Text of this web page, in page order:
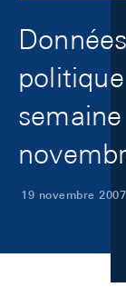
19 novembre 2007